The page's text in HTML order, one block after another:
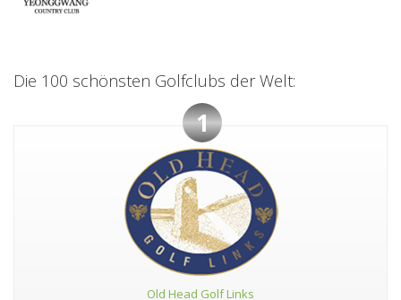
Die 100 schönsten Golfclubs der Welt:
1
Old Head Golf Links